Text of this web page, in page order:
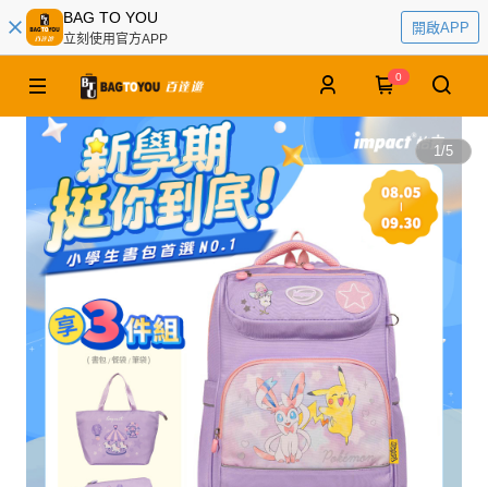
BAG TO YOU
立刻使用官方APP
開啟APP
0
1/5